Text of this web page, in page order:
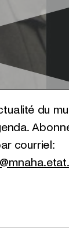
du
courriel: